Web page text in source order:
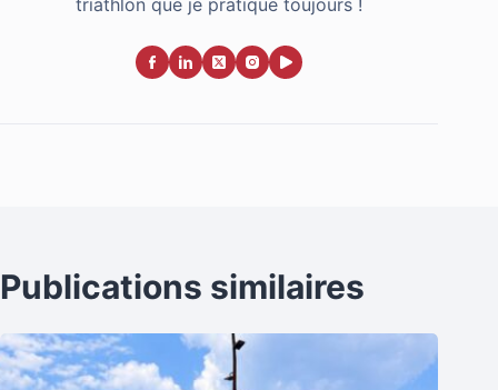
triathlon que je pratique toujours !
Publications similaires